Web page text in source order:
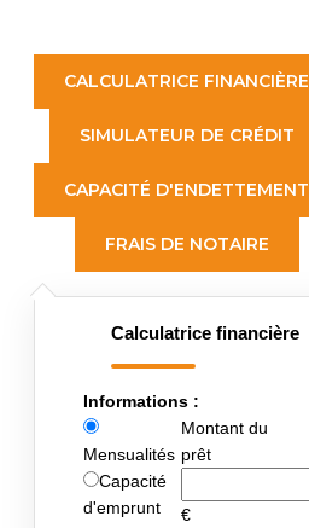
CALCULATRICE FINANCIÈRE
SIMULATEUR DE CRÉDIT
CAPACITÉ D'ENDETTEMENT
FRAIS DE NOTAIRE